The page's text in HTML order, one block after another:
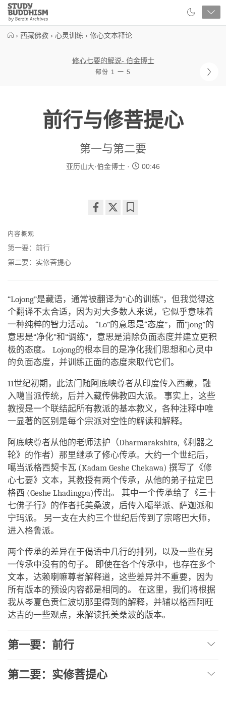
Close
Study
Buddhism
› 西藏佛教 › 心灵训练 › 修心文本释论
修心七要的解说- 伯金博士
部份 1 一 5
前行与修菩提心
第一与第二要
亚历山大·伯金博士 00:46
内容概观
第一要：前行
第二要：实修菩提心
“Lojong”是藏语，通常被翻译为“心的训练”，但我觉得这
个翻译不太合适，因为对大多数人来说，它似乎意味着
一种纯粹的智力活动。 “Lo”的意思是“态度”，而“jong”的
意思是“净化”和“调练”，意思是消除负面态度并建立更积
极的态度。 Lojong的根本目的是净化我们思想和心灵中
的负面态度，并训练正面的态度来取代它们。
11世纪初期，此法门随阿底峡尊者从印度传入西藏，融
入噶当派传统，后并入藏传佛教四大派。 事实上，这些
教授是一个联结起所有教派的基本教义，各种注释中唯
一显著的区别是每个宗派对空性的解读和解释。
阿底峡尊者从他的老师法护（Dharmarakshita,《利器之
轮》的作者）那里继承了修心传承。大约一个世纪后，
噶当派格西契卡瓦 (Kadam Geshe Chekawa) 撰写了《修
心七要》文本，其教授有两个传承，从他的弟子拉定巴
格西 (Geshe Lhadingpa)传出。 其中一个传承给了《三十
七佛子行》的作者托美桑波，后传入噶举派、萨迦派和
宁玛派。 另一支在大约三个世纪后传到了宗喀巴大师，
进入格鲁派。
两个传承的差异在于偈语中几行的排列，以及一些在另
一传承中没有的句子。 即使在各个传承中，也存在多个
文本，达赖喇嘛尊者解释道，这些差异并不重要，因为
所有版本的预设内容都是相同的。 在这里，我们将根据
我从岑夏色贡仁波切那里得到的解释，并辅以格西阿旺
达吉的一些观点，来解读托美桑波的版本。
第一要：前行
第二要：实修菩提心